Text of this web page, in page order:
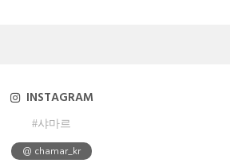
INSTAGRAM
#샤마르
@ chamar_kr